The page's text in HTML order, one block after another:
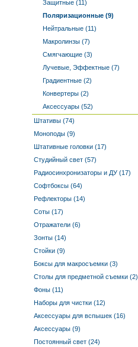
Защитные (11)
Поляризационные (9)
Нейтральные (11)
Макролинзы (7)
Смягчающие (3)
Лучевые, Эффектные (7)
Градиентные (2)
Конвертеры (2)
Аксессуары (52)
Штативы (74)
Моноподы (9)
Штативные головки (17)
Студийный свет (57)
Радиосинхронизаторы и ДУ (17)
Софтбоксы (64)
Рефлекторы (14)
Соты (17)
Отражатели (6)
Зонты (14)
Стойки (9)
Боксы для макросъемки (3)
Столы для предметной съемки (2)
Фоны (11)
Наборы для чистки (12)
Аксессуары для вспышек (16)
Аксессуары (9)
Постоянный свет (24)